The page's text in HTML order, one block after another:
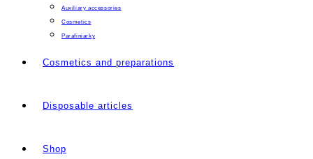
Auxiliary accessories
Cosmetics
Parafiniarky
Cosmetics and preparations
Disposable articles
Shop